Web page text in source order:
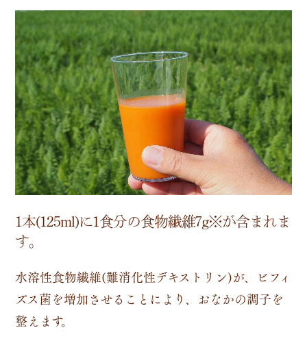
1本(125ml)に1食分の食物繊維7g※が含まれま
す。
水溶性食物繊維(難消化性デキストリン)が、ビフィ
ズス菌を増加させることにより、おなかの調子を
整えます。